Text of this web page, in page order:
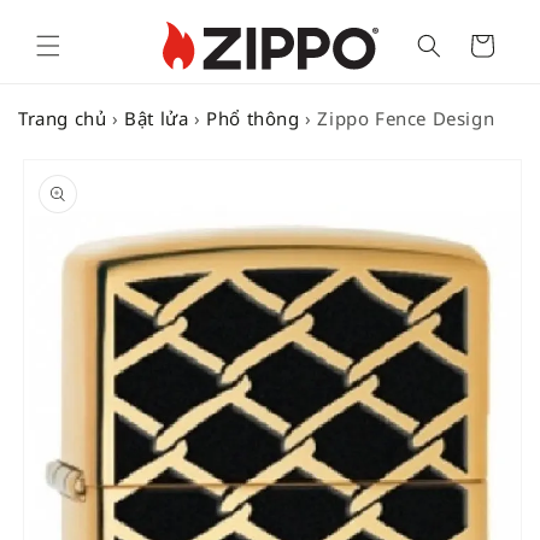
Cart
Trang chủ › Bật lửa › Phổ thông ›Zippo Fence Design
PRODUCT
INFORMATION